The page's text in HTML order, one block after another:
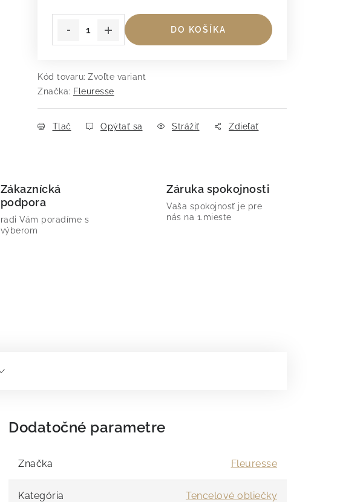
DO KOŠÍKA
Kód tovaru: Zvoľte variant
Značka: Fleuresse
Tlač Opýtať sa Strážiť Zdieľať
Zákaznícká
podpora
radi Vám poradíme s
výberom
Záruka spokojnosti
Vaša spokojnosť je pre
nás na 1.mieste
Dodatočné parametre
Značka Fleuresse
Kategória Tencelové obliečky